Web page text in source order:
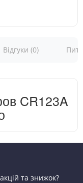
Відгуки (0)
CR123A
та знижок?